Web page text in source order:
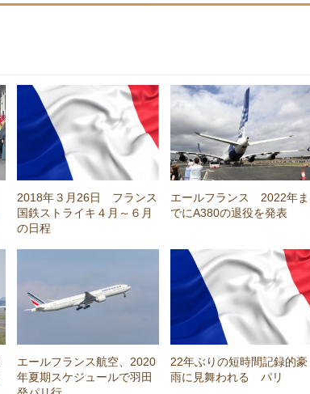
2018年３月26日 フランス
国鉄ストライキ４月～６月
の日程
エールフランス 2022年ま
でにA380の退役を発表
エールフランス航空、2020
年夏期スケジュールで羽田
22年ぶりの短時間記録的豪
雨に見舞われる パリ